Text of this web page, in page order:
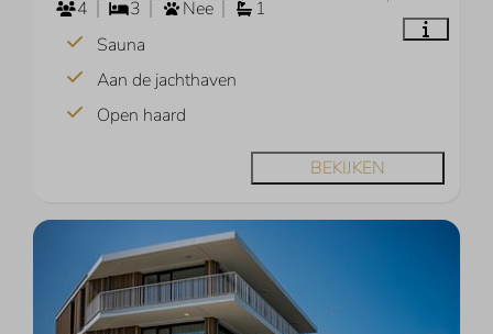
4
3 Nee
1
Sauna
Aan de jachthaven
Open haard
BEKIJKEN